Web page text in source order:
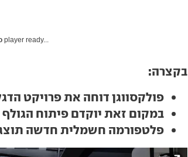
player ready...
בקצרה:
פולקסווגן דוחה את פרויקט
במקום זאת יוקדם פיתוח
פלטפורמה חשמלית חדשה